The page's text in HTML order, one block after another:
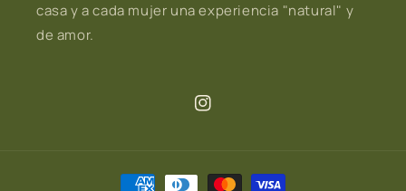
casa y a cada mujer una experiencia "natural" y
de amor.
Instagram
Formas